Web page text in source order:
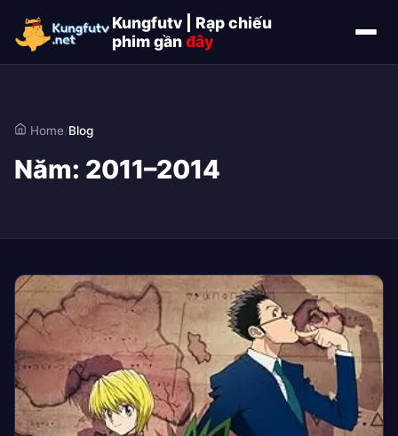
Kungfutv | Rạp chiếu
phim gầnđây
Home/Blog
Năm: 2011–2014